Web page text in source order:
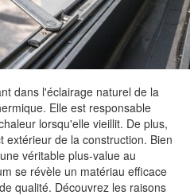
dans l'éclairage naturel de la
Elle est responsable
lorsqu'elle vieillit. De plus,
extérieur de la construction. Bien
véritable plus-value au
se révèle un matériau efficace
qualité. Découvrez les raisons